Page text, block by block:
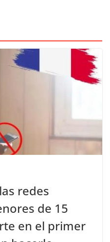
redes
de 15
en el primer